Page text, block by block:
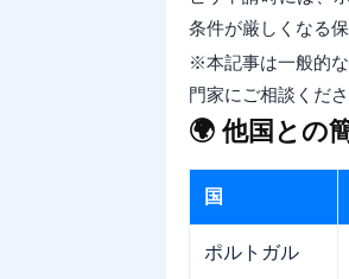
条件が厳しくなる
※本記事は一般的
門家にご相談くださ
🌍 他国との
国
ポルトガル